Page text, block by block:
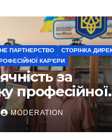
ПАРТНЕРСТВО
СТОРІНКА
КАР'ЄРИ
за
професійної
MODERATION